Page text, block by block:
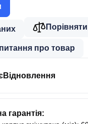
Порівняти
про товар
гарантія: